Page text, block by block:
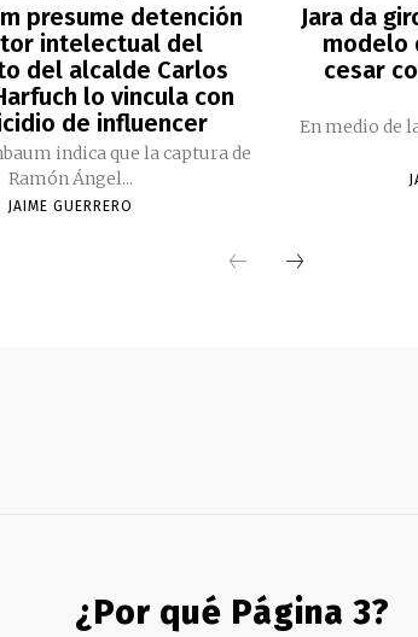
presume detención
intelectual del
del alcalde Carlos
lo vincula con
de influencer
indica que la captura de
Ramón Ángel...
JAIME GUERRERO
Jara da
modelo
cesar
En medio de
¿Por qué Página 3?